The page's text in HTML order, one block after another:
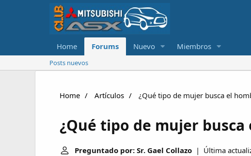
Home Forums Nuevo Miembros
Posts nuevos
Home Artículos ¿Qué tipo de mujer busca el
¿Qué tipo de mujer busca
Preguntado por: Sr. Gael Collazo | Última